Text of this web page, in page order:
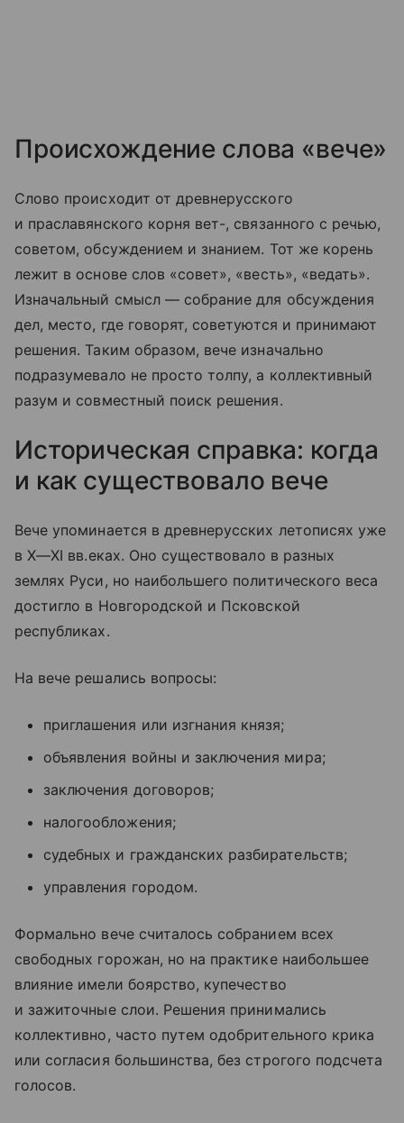
Происхождение слова «вече»
Слово происходит от древнерусского
и праславянского корня вет-, связанного с речью,
советом, обсуждением и знанием. Тот же корень
лежит в основе слов «совет», «весть», «ведать».
Изначальный смысл — собрание для обсуждения
дел, место, где говорят, советуются и принимают
решения. Таким образом, вече изначально
подразумевало не просто толпу, а коллективный
разум и совместный поиск решения.
Историческая справка: когда
и как существовало вече
Вече упоминается в древнерусских летописях уже
вX—XI вв.еках. Оно существовало в разных
землях Руси, но наибольшего политического веса
достигло в Новгородской и Псковской
республиках.
На вече решались вопросы:
приглашения или изгнания князя;
объявления войны и заключения мира;
заключения договоров;
налогообложения;
судебных и гражданских разбирательств;
управления городом.
Формально вече считалось собранием всех
свободных горожан, но на практике наибольшее
влияние имели боярство, купечество
и зажиточные слои. Решения принимались
коллективно, часто путем одобрительного крика
или согласия большинства, без строгого подсчета
голосов.